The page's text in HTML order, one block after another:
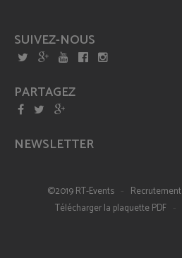
SUIVEZ-NOUS
PARTAGEZ
NEWSLETTER
©2019 RT-Events - Recrutement
Télécharger la plaquette PDF -